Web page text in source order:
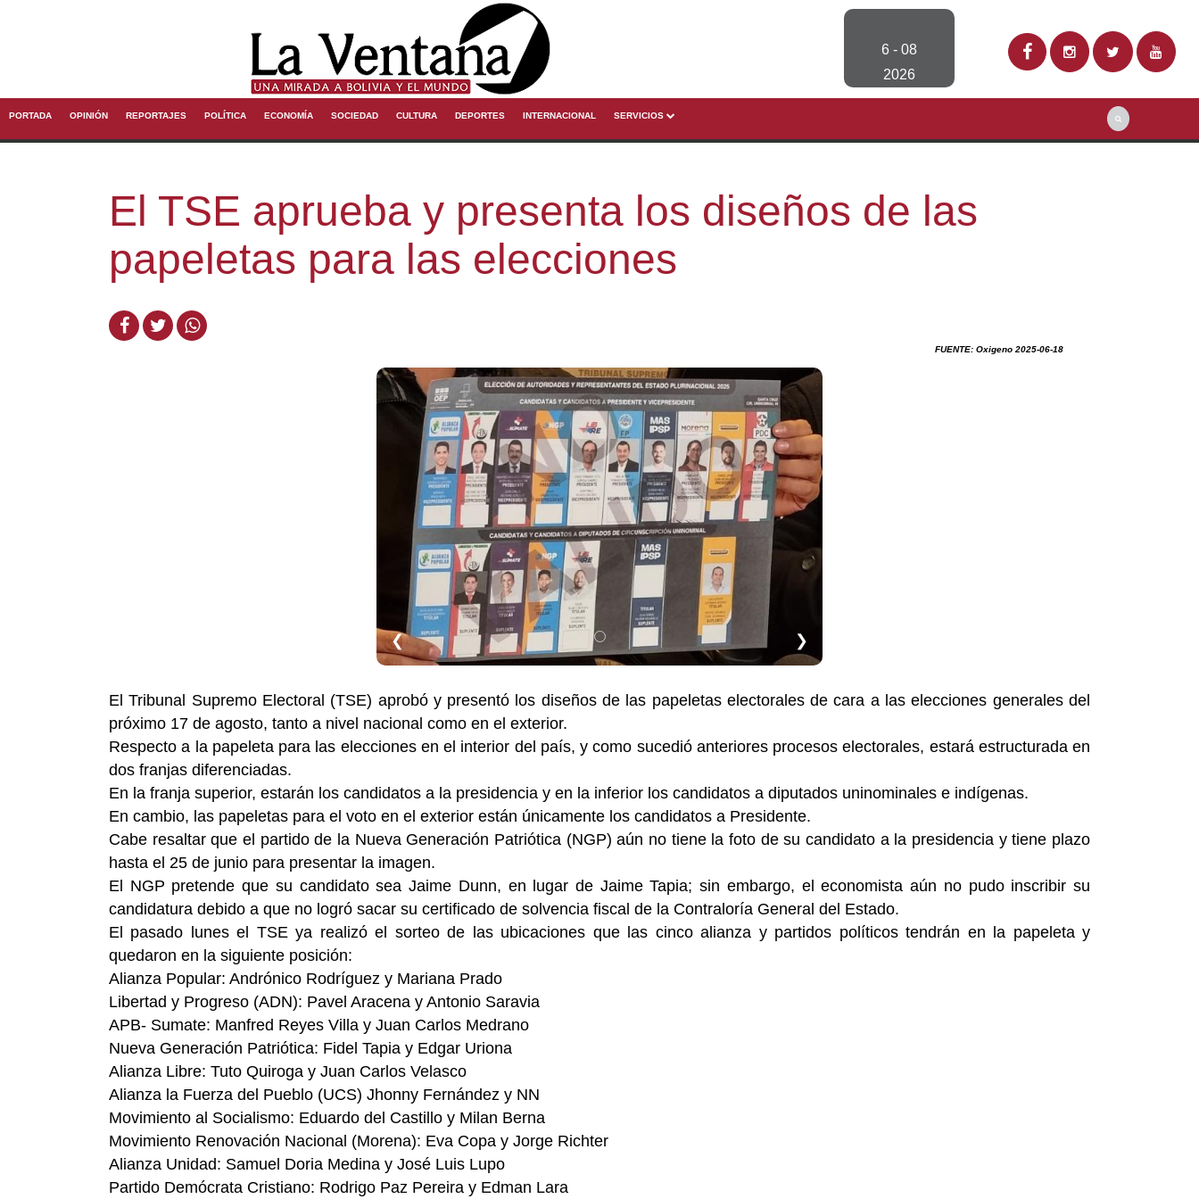
6 - 08
2026
PORTADA OPINIÓN REPORTAJES POLÍTICA ECONOMÍA SOCIEDAD CULTURA DEPORTES INTERNACIONAL SERVICIOS
El TSE aprueba y presenta los diseños de las
papeletas para las elecciones
FUENTE: Oxigeno 2025-06-18
❮ ❯
El Tribunal Supremo Electoral (TSE) aprobó y presentó los diseños de las papeletas electorales de cara a las elecciones generales del
próximo 17 de agosto, tanto a nivel nacional como en el exterior.
Respecto a la papeleta para las elecciones en el interior del país, y como sucedió anteriores procesos electorales, estará estructurada en
dos franjas diferenciadas.
En la franja superior, estarán los candidatos a la presidencia y en la inferior los candidatos a diputados uninominales e indígenas.
En cambio, las papeletas para el voto en el exterior están únicamente los candidatos a Presidente.
Cabe resaltar que el partido de la Nueva Generación Patriótica (NGP) aún no tiene la foto de su candidato a la presidencia y tiene plazo
hasta el 25 de junio para presentar la imagen.
El NGP pretende que su candidato sea Jaime Dunn, en lugar de Jaime Tapia; sin embargo, el economista aún no pudo inscribir su
candidatura debido a que no logró sacar su certificado de solvencia fiscal de la Contraloría General del Estado.
El pasado lunes el TSE ya realizó el sorteo de las ubicaciones que las cinco alianza y partidos políticos tendrán en la papeleta y
quedaron en la siguiente posición:
Alianza Popular: Andrónico Rodríguez y Mariana Prado
Libertad y Progreso (ADN): Pavel Aracena y Antonio Saravia
APB- Sumate: Manfred Reyes Villa y Juan Carlos Medrano
Nueva Generación Patriótica: Fidel Tapia y Edgar Uriona
Alianza Libre: Tuto Quiroga y Juan Carlos Velasco
Alianza la Fuerza del Pueblo (UCS) Jhonny Fernández y NN
Movimiento al Socialismo: Eduardo del Castillo y Milan Berna
Movimiento Renovación Nacional (Morena): Eva Copa y Jorge Richter
Alianza Unidad: Samuel Doria Medina y José Luis Lupo
Partido Demócrata Cristiano: Rodrigo Paz Pereira y Edman Lara